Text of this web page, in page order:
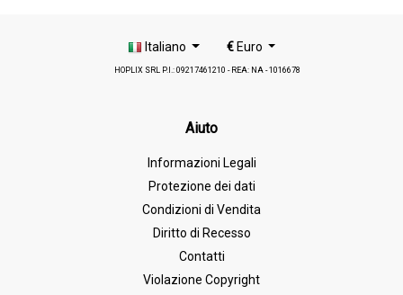
Italiano €Euro
HOPLIX SRL P.I.: 09217461210 - REA: NA - 1016678
Aiuto
Informazioni Legali
Protezione dei dati
Condizioni di Vendita
Diritto di Recesso
Contatti
Violazione Copyright